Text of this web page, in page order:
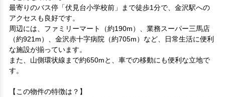
最寄りのバス停「伏見台小学校前」まで徒歩1分で、金沢駅への
アクセスも良好です。
周辺には、ファミリーマート（約190m）、業務スーパー三馬店
（約921m）、金沢赤十字病院（約705m）など、日常生活に便利
な施設が揃っています。
また、山側環状線まで約650mと、車での移動にも便利な立地で
す。
【この物件の特徴は？】